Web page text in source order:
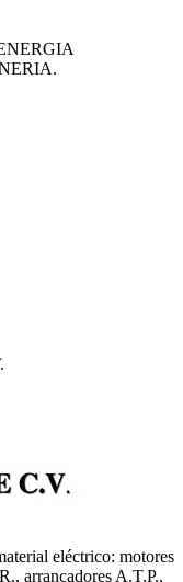
eléctrico: motores
arrancadores A.T.P.,